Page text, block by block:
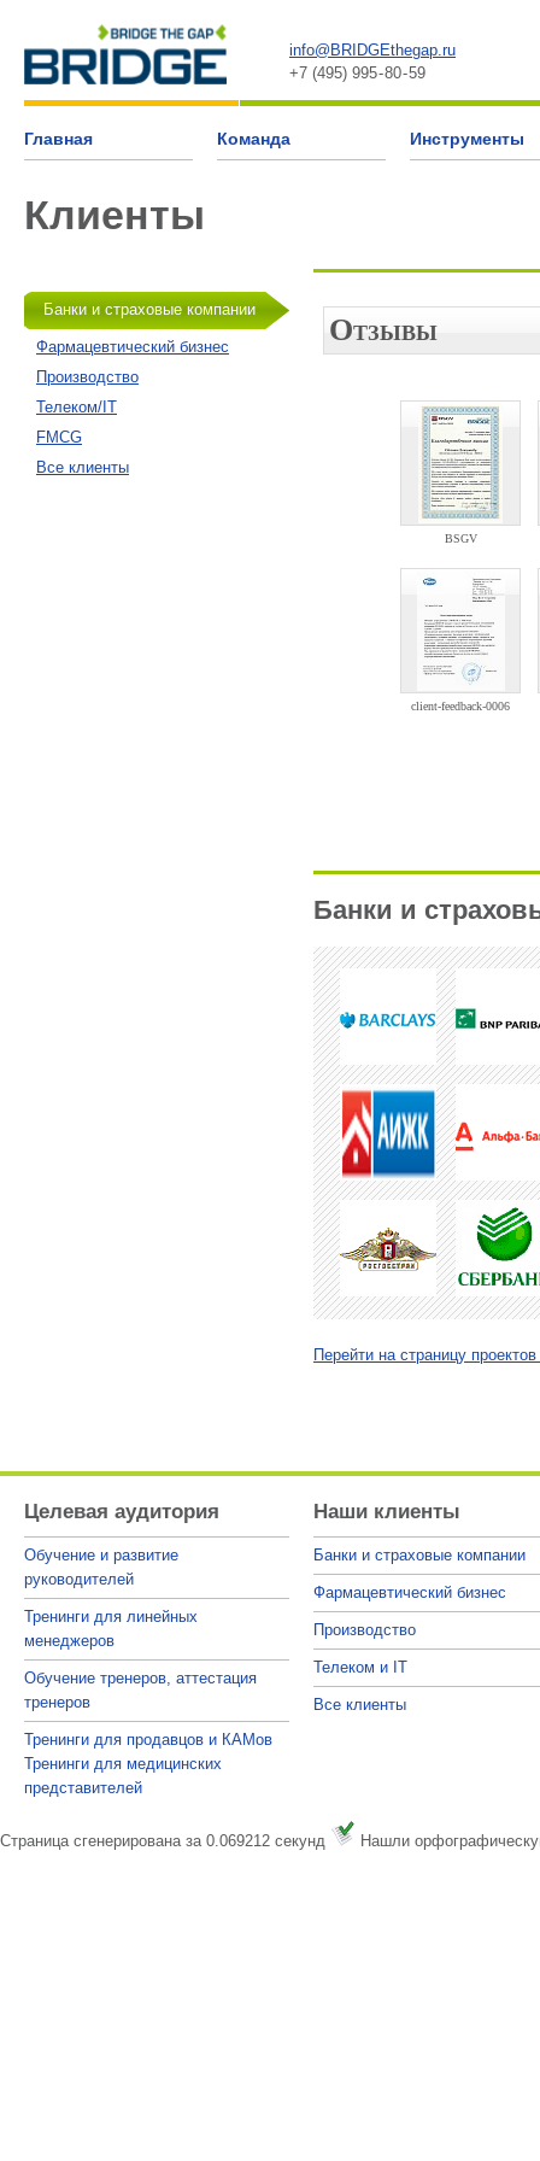
info@BRIDGEthegap.ru
+7 (495) 995 - 80 - 59
Главная Команда Инструменты
Клиенты
Банки и страховые компании
Фармацевтический бизнес
Производство
Телеком/IT
FMCG
Все клиенты
Банки и
Перейти на страницу
Целевая аудитория
Обучение и развитие
руководителей
Тренинги для линейных
менеджеров
Обучение тренеров, аттестация
тренеров
Тренинги для продавцов и КАМов
Тренинги для медицинских
представителей
Наши клиенты
Банки и страховые компании
Фармацевтический бизнес
Производство
Телеком и IT
Все клиенты
Страница сгенерирована за 0.069212 секунд Нашли